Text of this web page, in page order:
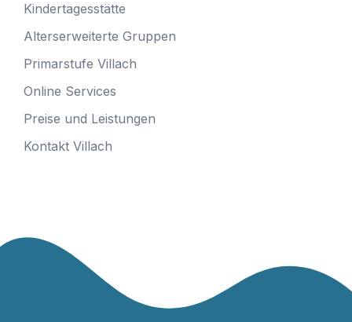
Kindertagesstätte
Alterserweiterte Gruppen
Primarstufe Villach
Online Services
Preise und Leistungen
Kontakt Villach